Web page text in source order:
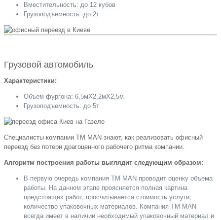
Вместительность: до 12 кубов
Грузоподъемность: до 2т
Грузовой автомобиль
Характеристики:
Объем фургона: 6,5мХ2,2мХ2,5м
Грузоподъемность: до 5т
Специалисты компании TM MAN знают, как реализовать офисный
переезд без потери драгоценного рабочего ритма компании.
Алгоритм построения работы выглядит следующим образом:
В первую очередь компания TM MAN проводит оценку объема
работы. На данном этапе проясняется полная картина
предстоящих работ, просчитывается стоимость услуги,
количество упаковочных материалов. Компания TM MAN
всегда имеет в наличии необходимый упаковочный материал и